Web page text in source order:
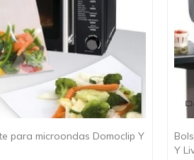
para microondas Domoclip Y
Y